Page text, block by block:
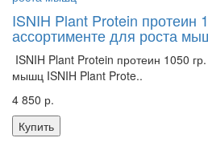
ISNIH Plant Protein протеин
ассортименте для роста
ISNIH Plant Protein протеин 1050
мышц ISNIH Plant Prote..
4 850 р.
Купить